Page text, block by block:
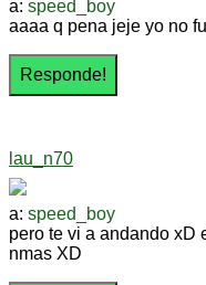
a: speed_boy
aaaa q pena jeje yo no
lau_n70
a: speed_boy
pero te vi a andando xD
nmas XD